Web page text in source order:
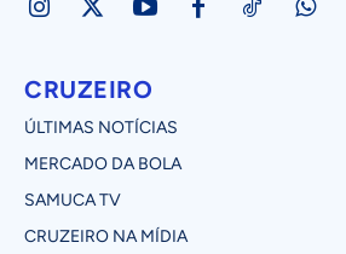
CRUZEIRO
ÚLTIMAS NOTÍCIAS
MERCADO DA BOLA
SAMUCA TV
CRUZEIRO NA MÍDIA